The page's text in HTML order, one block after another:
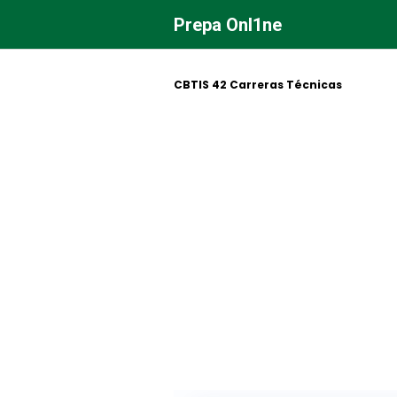
contenido
Prepa Onl1ne
CBTIS 42 Carreras Técnicas